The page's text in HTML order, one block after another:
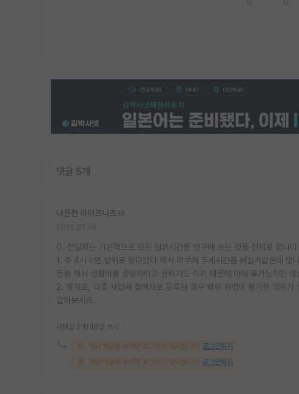
댓글 5개
나른한 라이프니츠
0. 전일제는 기본적으로 모든 일과시간을 연구에 쓰는 것을 전제로 합니다.
1. 주 4시수면 앞뒤로 왔다갔다 해서 하루에 두세시간쯤 빠질거같은데
등을 해서 생활비를 충당하라고 권하기도 하기 때문에 아예 불가능하진
2. 별개로, 각종 사업에 참여자로 등록된 경우 외부 취업이 불가한 경우
알아보세요.
대댓글 2개 대댓글 쓰기
해당 댓글을 보려면 로그인이 필요합니다. 로그인하기
해당 댓글을 보려면 로그인이 필요합니다. 로그인하기